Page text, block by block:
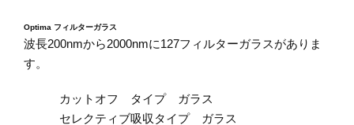
Optima フィルターガラス
波長200nmから2000nmに127フィルターガラスがありま
す。
カットオフ タイプ ガラス
セレクティブ吸収タイプ ガラス